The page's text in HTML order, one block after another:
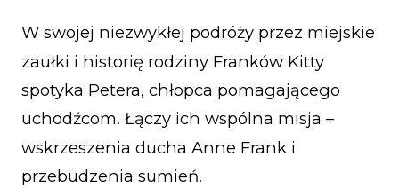
W swojej niezwykłej podróży przez miejskie
zaułki i historię rodziny Franków Kitty
spotyka Petera, chłopca pomagającego
uchodźcom. Łączy ich wspólna misja –
wskrzeszenia ducha Anne Frank i
przebudzenia sumień.